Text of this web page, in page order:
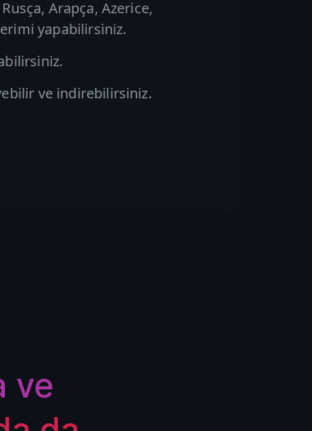
Arapça, Azerice,
yapabilirsiniz.
ve indirebilirsiniz.
ve